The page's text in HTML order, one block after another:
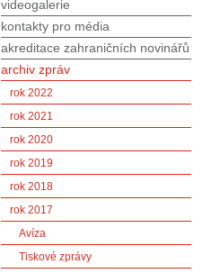
videogalerie
kontakty pro média
akreditace zahraničních novinářů
archiv zpráv
rok 2022
rok 2021
rok 2020
rok 2019
rok 2018
rok 2017
Avíza
Tiskové zprávy